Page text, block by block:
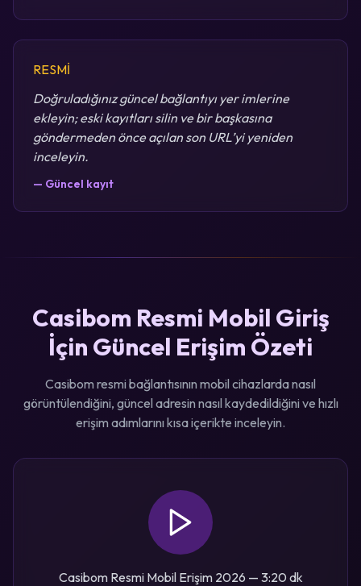
RESMİ
Doğruladığınız güncel bağlantıyı yer imlerine
ekleyin; eski kayıtları silin ve bir başkasına
göndermeden önce açılan son URL’yi yeniden
inceleyin.
— Güncel kayıt
Casibom Resmi Mobil Giriş
İçin Güncel Erişim Özeti
Casibom resmi bağlantısının mobil cihazlarda nasıl
görüntülendiğini, güncel adresin nasıl kaydedildiğini ve hızlı
erişim adımlarını kısa içerikte inceleyin.
Casibom Resmi Mobil Erişim 2026 — 3:20 dk